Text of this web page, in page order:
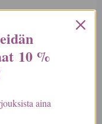
arvio
10 %
aina